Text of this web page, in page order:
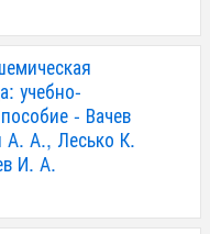
учебно-
- Вачев
А., Лесько К.
И. А.